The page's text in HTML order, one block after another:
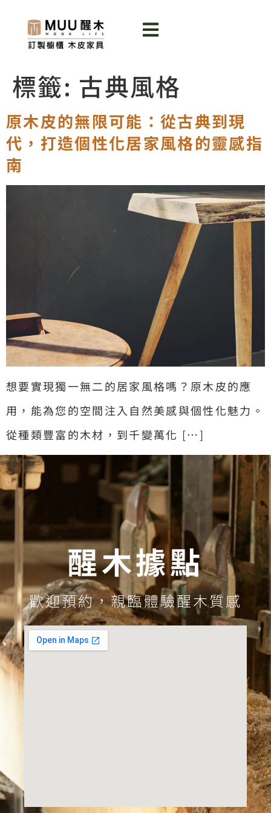
標籤: 古典風格
原木皮的無限可能：從古典到現
代，打造個性化居家風格的靈感指
南
想要實現獨一無二的居家風格嗎？原木皮的應
用，能為您的空間注入自然美感與個性化魅力。
從種類豐富的木材，到千變萬化 […]
醒木據點
歡迎預約，親臨體驗醒木質感